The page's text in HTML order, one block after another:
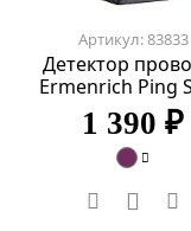
Артикул: 83833
Детектор
Ermenrich Ping
1 390 ₽